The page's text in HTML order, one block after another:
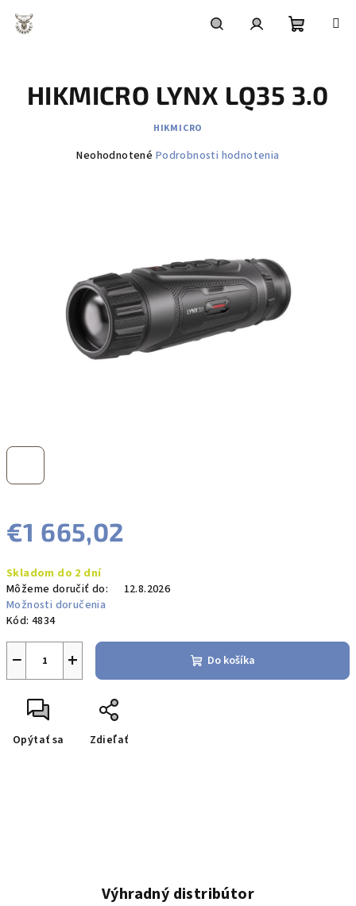
obsah
košík
€1 665,02
cena:
Skladom do 2 dní
Môžeme doručiť do:
12.8.2026
Možnosti doručenia
Kód: 4834
+
− Do košíka
Opýtať sa Zdieľať
HIKMICRO LYNX LQ35 3.0
HIKMICRO
Priemerné
hviezdičiek.
Neohodnotené Podrobnosti hodnotenia
Výhradný distribútor